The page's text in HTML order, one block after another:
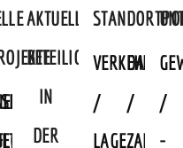
OB
AKTUELLE
BETEILIGUNGEN
IN
DER
/
LAGE
DATEN
/
ZAHLEN
/
-